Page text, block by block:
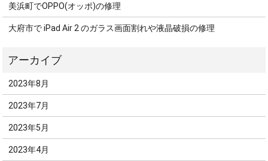
美浜町でOPPO(オッポ)の修理
大府市で iPad Air 2 のガラス画面割れや液晶破損の修理
2023年8月
2023年7月
2023年5月
2023年4月